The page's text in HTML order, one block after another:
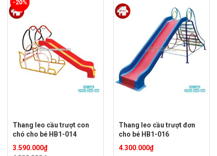
Thang leo cầu trượt con
chó cho bé HB1-014
3.590.000₫
-20%
Thang leo cầu trượt đơn
cho bé HB1-016
4.300.000₫